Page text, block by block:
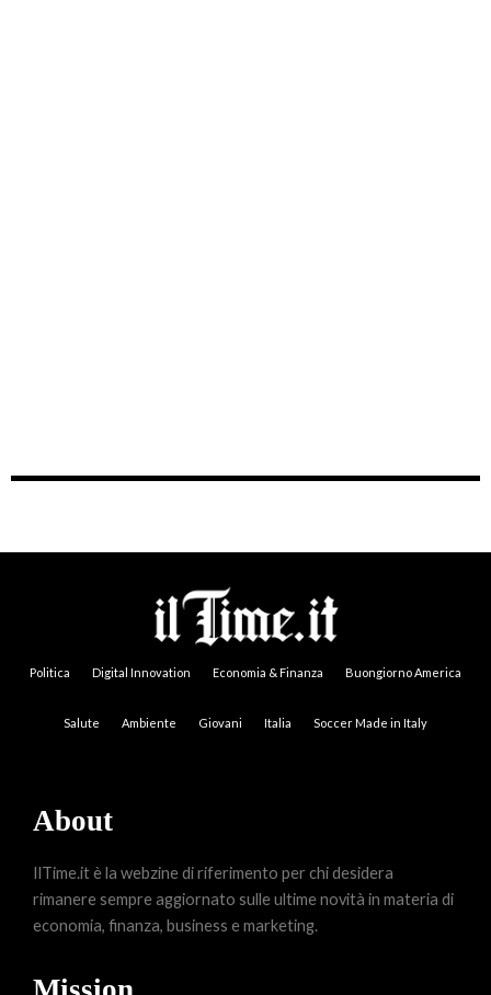
Politica Digital Innovation Economia & Finanza Buongiorno America
Salute Ambiente Giovani Italia Soccer Made in Italy
About
IlTime.it è la webzine di riferimento per chi desidera
rimanere sempre aggiornato sulle ultime novità in materia di
economia, finanza, business e marketing.